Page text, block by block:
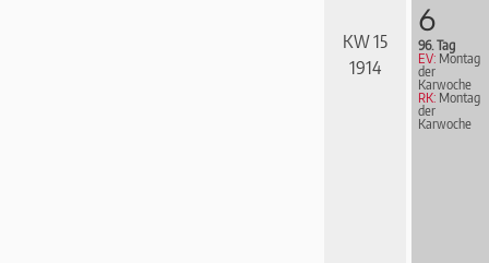
KW 15
1914
6
96. Tag
EV: Montag
der
Karwoche
RK: Montag
der
Karwoche